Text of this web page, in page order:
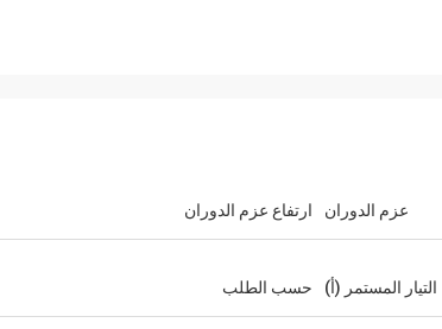
عزم الدوران ارتفاع عزم الدوران
التيار المستمر (أ) حسب الطلب